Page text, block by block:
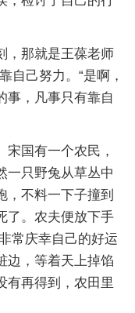
，那就是王葆老师
自己努力。“是啊，
事，凡事只有靠自
国有一个农民，
一只野兔从草丛中
，不料一下子撞到
了。农夫便放下手
常庆幸自己的好运
边，等着天上掉馅
有再得到，农田里